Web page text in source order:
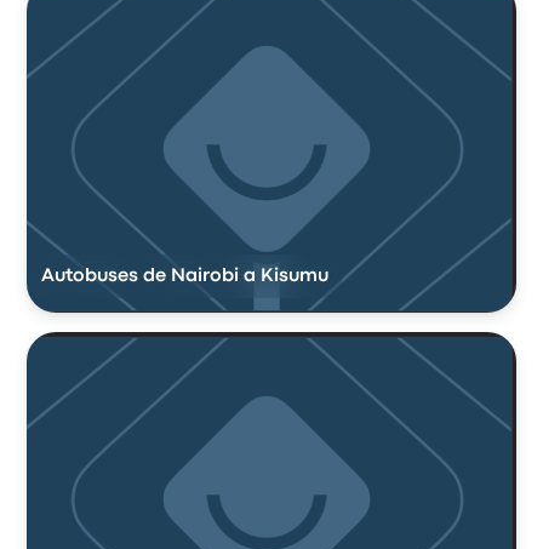
Autobuses de Nairobi a Kisumu